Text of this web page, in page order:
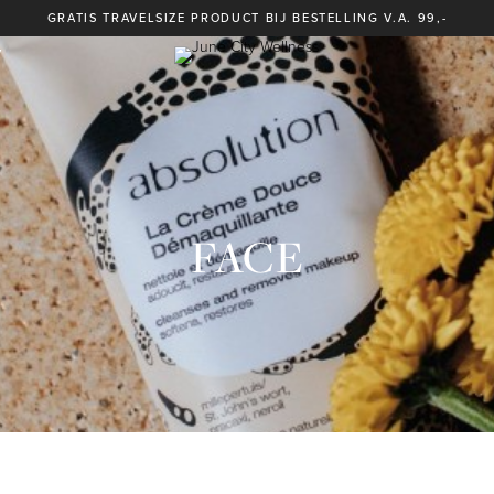
GRATIS TRAVELSIZE PRODUCT BIJ BESTELLING V.A. 99,-
FACE